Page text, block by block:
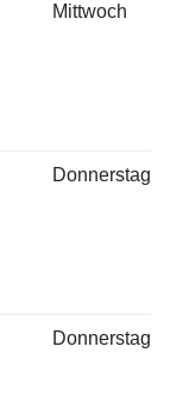
Mittwoch
Donnerstag
Donnerstag